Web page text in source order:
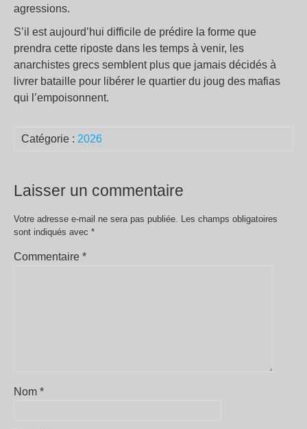
agressions.
S’il est aujourd’hui difficile de prédire la forme que
prendra cette riposte dans les temps à venir, les
anarchistes grecs semblent plus que jamais décidés à
livrer bataille pour libérer le quartier du joug des mafias
qui l’empoisonnent.
Catégorie : 2026
Laisser un commentaire
Votre adresse e-mail ne sera pas publiée. Les champs obligatoires
sont indiqués avec *
Commentaire *
Nom *